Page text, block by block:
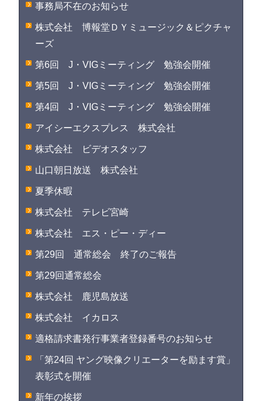
事務局不在のお知らせ
株式会社 博報堂ＤＹミュージック＆ピクチャ
ーズ
第6回 J・VIGミーティング 勉強会開催
第5回 J・VIGミーティング 勉強会開催
第4回 J・VIGミーティング 勉強会開催
アイシーエクスプレス 株式会社
株式会社 ビデオスタッフ
山口朝日放送 株式会社
夏季休暇
株式会社 テレビ宮崎
株式会社 エス・ピー・ディー
第29回 通常総会 終了のご報告
第29回通常総会
株式会社 鹿児島放送
株式会社 イカロス
適格請求書発行事業者登録番号のお知らせ
「第24回 ヤング映像クリエーターを励ます賞」
表彰式を開催
新年の挨拶